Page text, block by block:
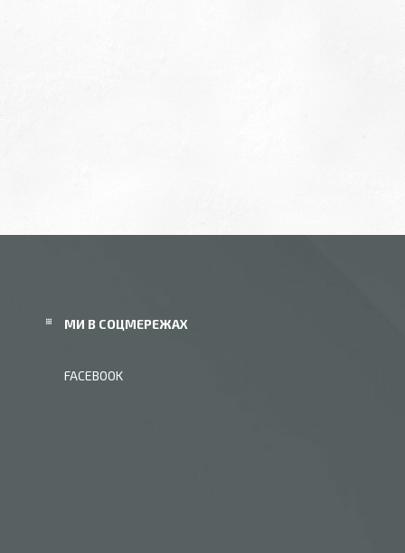
МИ В СОЦМЕРЕЖАХ
FACEBOOK